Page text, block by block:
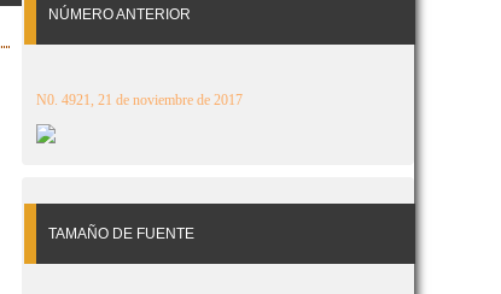
NÚMERO ANTERIOR
N0. 4921, 21 de noviembre de 2017
TAMAÑO DE FUENTE